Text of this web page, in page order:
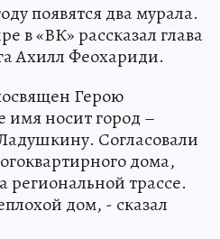
появятся два мурала.
в «ВК» рассказал глава
Ахилл Феохариди.
Герою
имя носит город –
Согласовали
дома,
региональной трассе.
дом, - сказал